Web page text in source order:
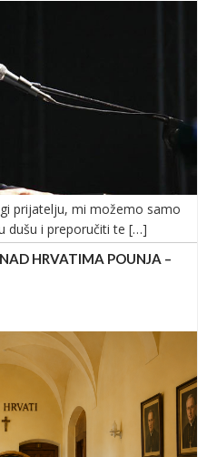
prijatelju, mi možemo samo
dušu i preporučiti te […]
HRVATIMA POUNJA –